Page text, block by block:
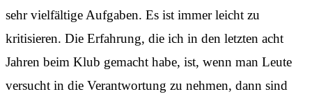
sehr vielfältige Aufgaben. Es ist immer leicht zu
kritisieren. Die Erfahrung, die ich in den letzten acht
Jahren beim Klub gemacht habe, ist, wenn man Leute
versucht in die Verantwortung zu nehmen, dann sind